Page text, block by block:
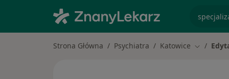
Strona Główna Psychiatra Katowice Zmień